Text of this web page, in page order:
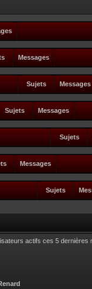
Messages
Sujets Messages
Sujets Messages
Sujets
Messages
Sujets
actifs ces 5 dernières